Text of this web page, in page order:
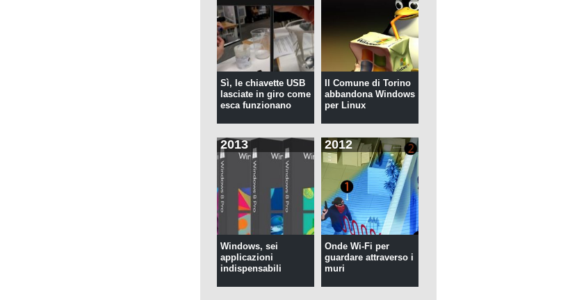
Sì, le chiavette USB
lasciate in giro come
esca funzionano
Il Comune di Torino
abbandona Windows
per Linux
2013
Windows, sei
applicazioni
indispensabili
2012
Onde Wi-Fi per
guardare attraverso i
muri